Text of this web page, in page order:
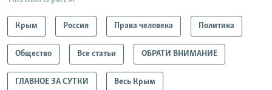
Крым Россия Права человека Политика
Общество Все статьи ОБРАТИ ВНИМАНИЕ
ГЛАВНОЕ ЗА СУТКИ Весь Крым